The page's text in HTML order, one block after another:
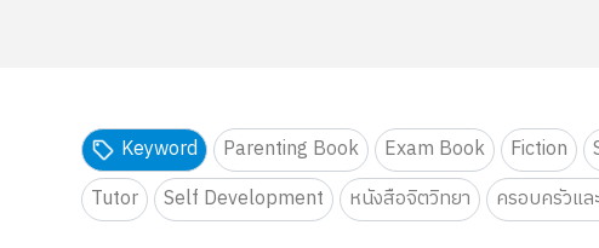
Keyword Parenting Book Exam Book Fiction
Tutor
Self Development หนังสือจิตวิทยา ครอบครัวแล